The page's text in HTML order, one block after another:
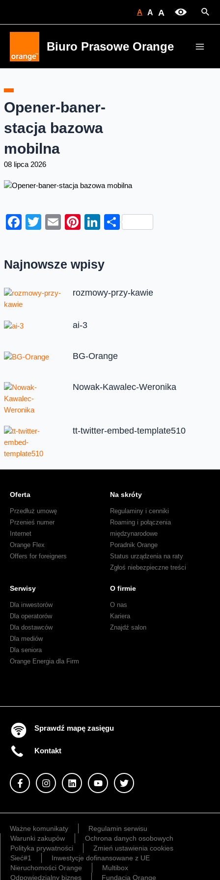
A A A
Biuro Prasowe Orange
Opener-baner-
stacja bazowa
mobilna
08 lipca 2026
Facebook
Twitter
EmailPinterest
LinkedIn
Share
Najnowsze wpisy
rozmowy-przy-kawie
ai-3
BG-Orange
Nowak-Kawalec-Weronika
tt-twitter-embed-template510
Oferta
Przedłuż umowę
Przenieś numer
Internet
Orange Flex
Offers for foreigners
Na skróty
Regulaminy i cenniki
Roaming i połączenia
międzynarodowe
Poradnik Orange
Status urządzenia na raty
Zgłoś niebezpieczne treści
Serwisy
Dla inwestorów
Dla operatorów
Dla dostawców
Dla mediów
Dla seniora
Orange Energia dla Firm
O firmie
O nas
Kariera
Znajdź salon
Sprawdź mapę zasięgu
Kontakt
Ważne komunikaty
Regulamin serwisu
Warunki zakupów
Ochrona danych osobowych
Polityka prywatności
Zmień ustawienia cookies
Sieć#1
Inwestycje dofinansowane z UE
Nieruchomości Orange
Multibox
Odpowiedzialny biznes
Fundacja Orange